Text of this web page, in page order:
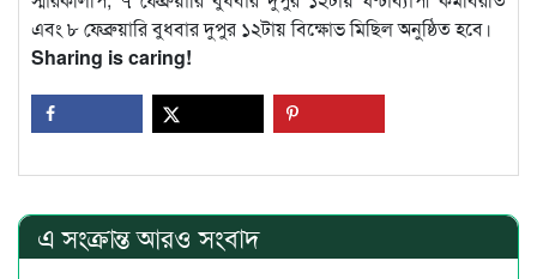
এবং ৮ ফেব্রুয়ারি বুধবার দুপুর ১২টায় বিক্ষোভ মিছিল অনুষ্ঠিত হবে।
Sharing is caring!
এ সংক্রান্ত আরও সংবাদ